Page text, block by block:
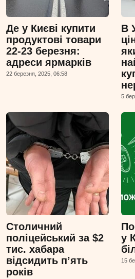
Де у Києві купити
продуктові товари
22-23 березня:
адреси ярмарків
22 березня, 2025, 06:58
В
5
Столичний
поліцейський за $2
тис. хабара
відсидить п’ять
років
у
15